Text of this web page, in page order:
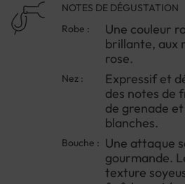
distingue par un équilibre
vivacité du fruit et une
retrouve toute l'identité des
Gascogne, offrant un profil
immédiatement les jardins
rouges fraîchement cueillis.
idéal des moments
lancer un apéritif entre amis
une cuisine légère et
: Pour profiter de tout son
n'hésitez pas à placer la
heures avant le service, sans
NOTES DE DÉGUSTATION
Robe :
Une couleur
brillante, aux
rose.
Nez :
Expressif et
des notes de
de grenade
blanches.
Bouche : Une attaque
gourmande.
texture